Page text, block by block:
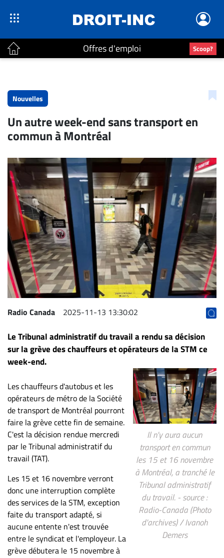
Offres d'emploi Scoop?
Accueil
Continu
Nominations
Bureaux
Conseillers
Juridiques
Campus
Carrière
Archives
CARRIÈRE
ET
EMPLOIS
AVOCATS
JURISTES
Offres
d'emploi
Formation
Continue
Métiers
Scoop?
CABINETS
ET
Espace
entreprises
Page
entreprises
Publier
Nouvelles
Un autre week-end sans transport en
commun à Montréal
Radio Canada 2025-11-13 13:30:02
Le Tribunal administratif du travail a rendu sa décision
sur la grève des chauffeurs et opérateurs de la STM ce
week-end.
Il n'y aura aucun
transport en commun
les 15 et 16 novembre
à Montréal, a tranché le
Tribunal administratif
du travail. - source :
Radio-Canada (Photo
d'archives) / Ivanoh
Demers
Les chauffeurs d'autobus et les
opérateurs de métro de la Société
de transport de Montréal pourront
faire la grève cette fin de semaine.
C'est la décision rendue mercredi
par le Tribunal administratif du
travail (TAT).
Les 15 et 16 novembre verront
donc une interruption complète
des services de la STM, exception
faite du transport adapté, si
aucune entente n'est trouvée
entre le syndicat et l'employeur. La
grève débutera le 15 novembre à